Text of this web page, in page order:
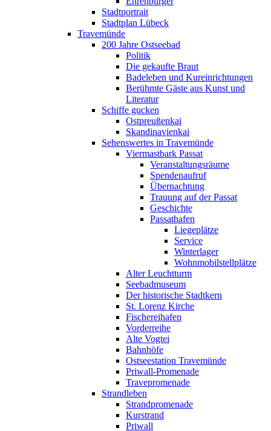
Stadtportrait
Stadtplan Lübeck
Travemünde
200 Jahre Ostseebad
Politik
Die gekaufte Braut
Badeleben und Kureinrichtungen
Berühmte Gäste aus Kunst und
Literatur
Schiffe gucken
Ostpreußenkai
Skandinavienkai
Sehenswertes in Travemünde
Viermastbark Passat
Veranstaltungsräume
Spendenaufruf
Übernachtung
Trauung auf der Passat
Geschichte
Passathafen
Liegeplätze
Service
Winterlager
Wohnmobilstellplätze
Alter Leuchtturm
Seebadmuseum
Der historische Stadtkern
St. Lorenz Kirche
Fischereihafen
Vorderreihe
Alte Vogtei
Bahnhöfe
Ostseestation Travemünde
Priwall-Promenade
Travepromenade
Strandleben
Strandpromenade
Kurstrand
Priwall